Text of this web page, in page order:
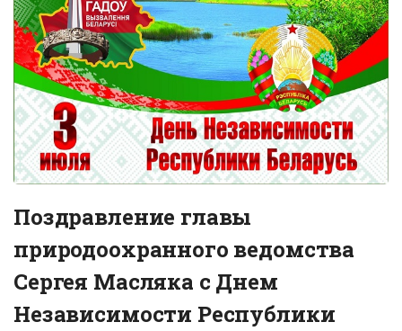
Поздравление главы
природоохранного ведомства
Сергея Масляка с Днем
Независимости Республики